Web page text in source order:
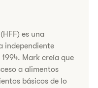
es una
independiente
Mark creía que
a alimentos
básicos de lo